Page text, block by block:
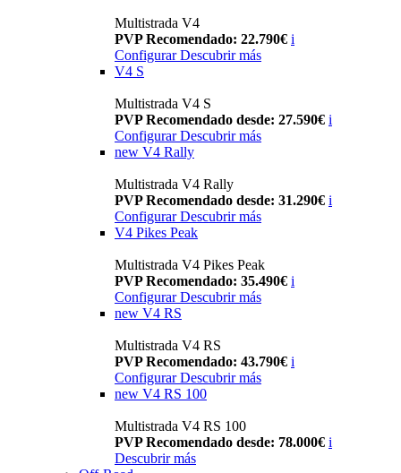
Multistrada V4
PVP Recomendado: 22.790€ i
Configurar Descubrir más
V4 S
Multistrada V4 S
PVP Recomendado desde: 27.590€ i
Configurar Descubrir más
new V4 Rally
Multistrada V4 Rally
PVP Recomendado desde: 31.290€ i
Configurar Descubrir más
V4 Pikes Peak
Multistrada V4 Pikes Peak
PVP Recomendado: 35.490€ i
Configurar Descubrir más
new V4 RS
Multistrada V4 RS
PVP Recomendado: 43.790€ i
ConfigurarDescubrir más
new V4 RS 100
Multistrada V4 RS 100
PVP Recomendado desde: 78.000€ i
Descubrir más